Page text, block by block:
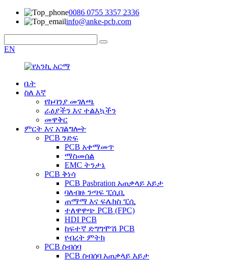
0086 0755 3357 2336
info@anke-pcb.com
EN
ቤት
ስለ እኛ
የኩባንያ መገለጫ
ራዕያችን እና ተልእኳችን
መዋቅር
ምርት እና አገልግሎት
PCB ንድፍ
PCB አቀማመጥ
ማስመሰል
EMC ትንታኔ
PCB ቅነሳ
PCB Pasbration አጠቃላይ እይታ
ባለብዙ ንጣፍ ፒሲቢ
ጠማማ እና ፍሌክስ ፒሲ
ተለዋዋጭ PCB (FPC)
HDI PCB
ከፍተኛ ድግግሞሽ PCB
የብረት ምትክ
PCB ስብሰባ
PCB ስብሰባ አጠቃላይ እይታ